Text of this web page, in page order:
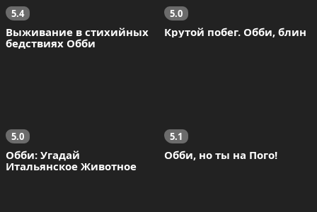
5.4
Выживание в стихийных
бедствиях Обби
5.0
Крутой побег. Обби, блин
5.0
Обби: Угадай
Итальянское Животное
5.1
Обби, но ты на Пого!